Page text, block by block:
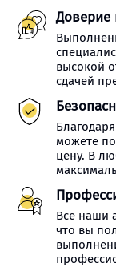
Доверие
высокой
сдачей
можете
цену. В
Все наши
что вы